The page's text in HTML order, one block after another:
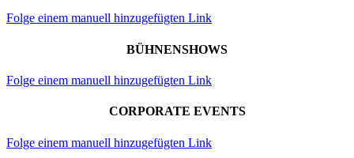
Folge einem manuell hinzugefügten Link
BÜHNENSHOWS
Folge einem manuell hinzugefügten Link
CORPORATE EVENTS
Folge einem manuell hinzugefügten Link